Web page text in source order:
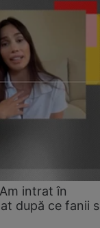
intrat în
după ce fanii